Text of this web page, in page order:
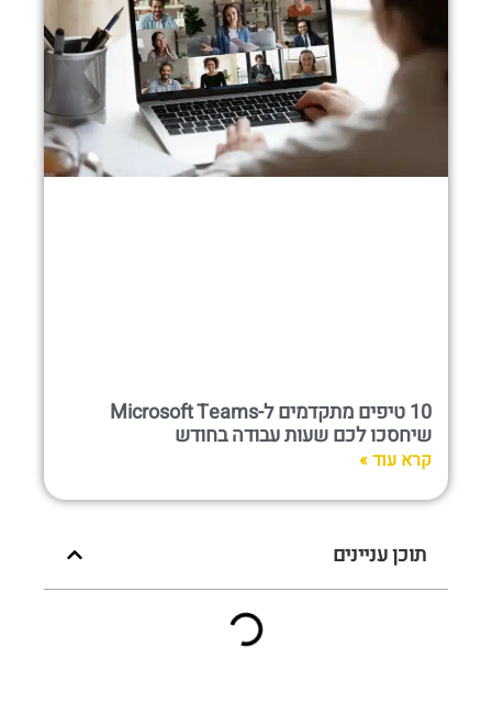
10 טיפים מתקדמים ל-Microsoft Teams
שיחסכו לכם שעות עבודה בחודש
קרא עוד »
תוכן עניינים